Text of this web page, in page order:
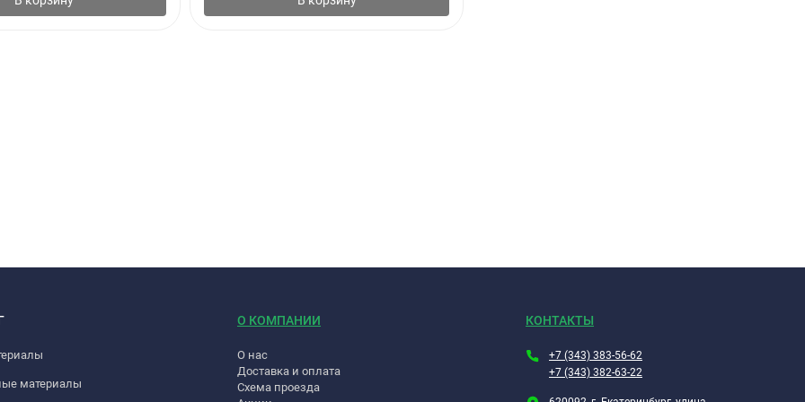
воды и обратиться к врачу.
материалы
О КОМПАНИИ
О нас
Доставка и оплата
Схема проезда
КОНТАКТЫ
+7 (343) 383-56-62
+7 (343) 382-63-22